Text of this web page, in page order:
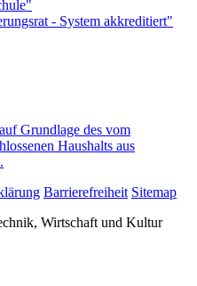
Grundlage des vom
Haushalts aus
Barrierefreiheit Sitemap
Wirtschaft und Kultur